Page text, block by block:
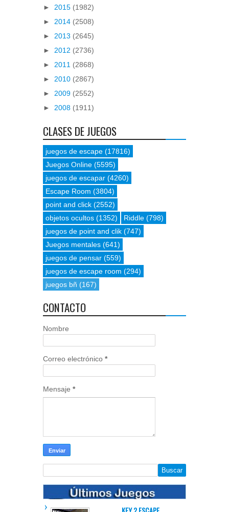
► 2015 (1982)
► 2014 (2508)
► 2013 (2645)
► 2012 (2736)
► 2011 (2868)
► 2010 (2867)
► 2009 (2552)
► 2008 (1911)
CLASES DE JUEGOS
juegos de escape (17816)
Juegos Online (5595)
juegos de escapar (4260)
Escape Room (3804)
point and click (2552)
objetos ocultos (1352) Riddle (798)
juegos de point and clik (747)
Juegos mentales (641)
juegos de pensar (559)
juegos de escape room (294)
juegos bñ (167)
CONTACTO
Nombre
Correo electrónico *
Mensaje *